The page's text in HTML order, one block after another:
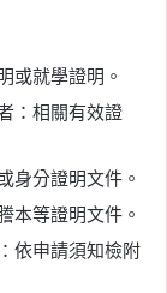
或就學證明。
：相關有效證
身分證明文件。
本等證明文件。
依申請須知檢附